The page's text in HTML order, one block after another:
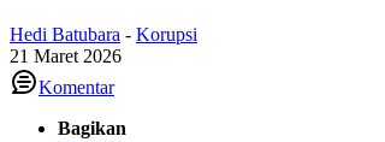
Hedi Batubara - Korupsi
21 Maret 2026
Komentar
Bagikan